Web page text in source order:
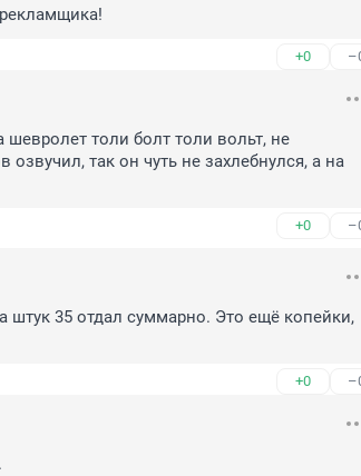
+0
толи болт толи вольт, не
так он чуть не захлебнулся, а на
+0
штук 35 отдал суммарно. Это ещё копейки,
+0